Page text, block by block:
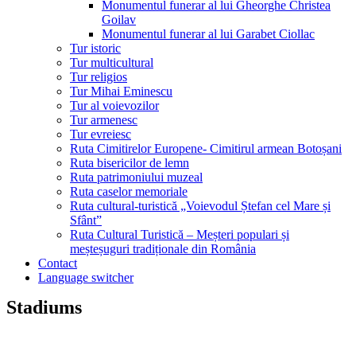
Monumentul funerar al lui Gheorghe Christea
Goilav
Monumentul funerar al lui Garabet Ciollac
Tur istoric
Tur multicultural
Tur religios
Tur Mihai Eminescu
Tur al voievozilor
Tur armenesc
Tur evreiesc
Ruta Cimitirelor Europene- Cimitirul armean Botoșani
Ruta bisericilor de lemn
Ruta patrimoniului muzeal
Ruta caselor memoriale
Ruta cultural-turistică „Voievodul Ștefan cel Mare și
Sfânt”
Ruta Cultural Turistică – Meșteri populari și
meșteșuguri tradiționale din România
Contact
Language switcher
Stadiums